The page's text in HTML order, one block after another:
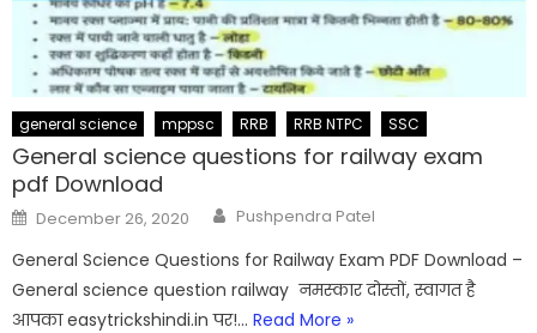
general science mppsc RRB RRB NTPC SSC
General science questions for railway exam
pdf Download
Posted
on
December 26, 2020 Author
Pushpendra Patel
General Science Questions for Railway Exam PDF Download –
General science question railway नमस्कार दोस्तों, स्वागत है
आपका easytrickshindi.in पर!…Read More »